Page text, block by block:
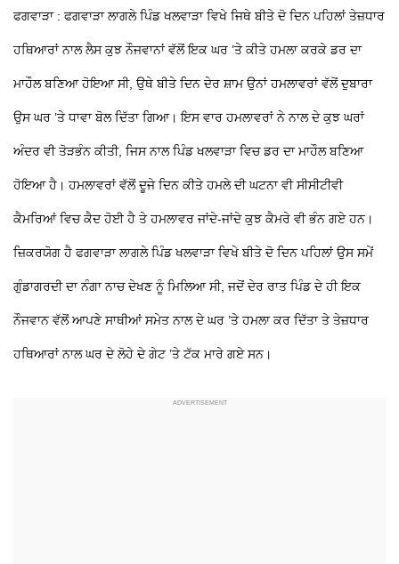
ਫਗਵਾੜਾ : ਫਗਵਾੜਾ ਲਾਗਲੇ ਪਿੰਡ ਖਲਵਾੜਾ ਵਿਖੇ ਜਿਥੇ ਬੀਤੇ ਦੋ ਦਿਨ ਪਹਿਲਾਂ ਤੇਜ਼ਧਾਰ
ਹਥਿਆਰਾਂ ਨਾਲ ਲੈਸ ਕੁਝ ਨੌਜਵਾਨਾਂ ਵੱਲੋਂ ਇਕ ਘਰ ’ਤੇ ਕੀਤੇ ਹਮਲਾ ਕਰਕੇ ਡਰ ਦਾ
ਮਾਹੌਲ ਬਣਿਆ ਹੋਇਆ ਸੀ, ਉਥੇ ਬੀਤੇ ਦਿਨ ਦੇਰ ਸ਼ਾਮ ਉਨਾਂ ਹਮਲਾਵਰਾਂ ਵੱਲੋਂ ਦੁਬਾਰਾ
ਉਸ ਘਰ ’ਤੇ ਧਾਵਾ ਬੋਲ ਦਿੱਤਾ ਗਿਆ। ਇਸ ਵਾਰ ਹਮਲਾਵਰਾਂ ਨੇ ਨਾਲ ਦੇ ਕੁਝ ਘਰਾਂ
ਅੰਦਰ ਵੀ ਤੋੜਭੰਨ ਕੀਤੀ, ਜਿਸ ਨਾਲ ਪਿੰਡ ਖਲਵਾੜਾ ਵਿਚ ਡਰ ਦਾ ਮਾਹੌਲ ਬਣਿਆ
ਹੋਇਆ ਹੈ। ਹਮਲਾਵਰਾਂ ਵੱਲੋਂ ਦੂਜੇ ਦਿਨ ਕੀਤੇ ਹਮਲੇ ਦੀ ਘਟਨਾ ਵੀ ਸੀਸੀਟੀਵੀ
ਕੈਮਰਿਆਂ ਵਿਚ ਕੈਦ ਹੋਈ ਹੈ ਤੇ ਹਮਲਾਵਰ ਜਾਂਦੇ-ਜਾਂਦੇ ਕੁਝ ਕੈਮਰੇ ਵੀ ਭੰਨ ਗਏ ਹਨ।
ਜ਼ਿਕਰਯੋਗ ਹੈ ਫਗਵਾੜਾ ਲਾਗਲੇ ਪਿੰਡ ਖਲਵਾੜਾ ਵਿਖੇ ਬੀਤੇ ਦੋ ਦਿਨ ਪਹਿਲਾਂ ਉਸ ਸਮੇਂ
ਗੁੰਡਾਗਰਦੀ ਦਾ ਨੰਗਾ ਨਾਚ ਦੇਖਣ ਨੂੰ ਮਿਲਿਆ ਸੀ, ਜਦੋਂ ਦੇਰ ਰਾਤ ਪਿੰਡ ਦੇ ਹੀ ਇਕ
ਨੌਜਵਾਨ ਵੱਲੋਂ ਆਪਣੇ ਸਾਥੀਆਂ ਸਮੇਤ ਨਾਲ ਦੇ ਘਰ ’ਤੇ ਹਮਲਾ ਕਰ ਦਿੱਤਾ ਤੇ ਤੇਜ਼ਧਾਰ
ਹਥਿਆਰਾਂ ਨਾਲ ਘਰ ਦੇ ਲੋਹੇ ਦੇ ਗੇਟ ’ਤੇ ਟੱਕ ਮਾਰੇ ਗਏ ਸਨ।